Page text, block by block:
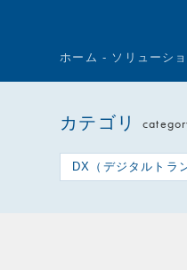
ホーム - ソリューシ
カテゴリ
DX（デジタルトラ